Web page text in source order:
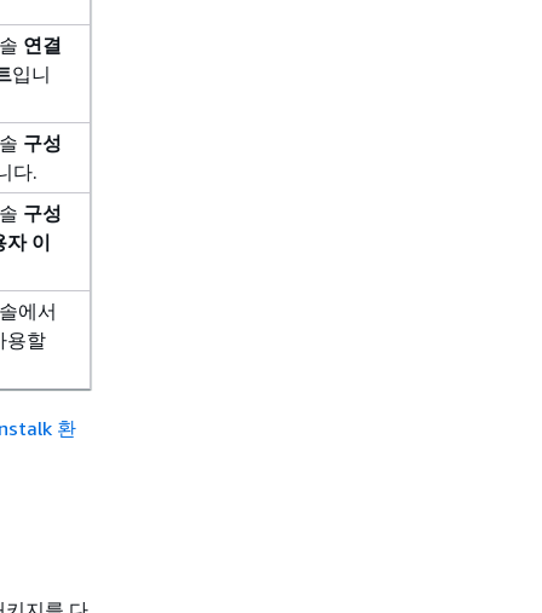
연결
입니
구성
다.
구성
자 이
에서
용할
환